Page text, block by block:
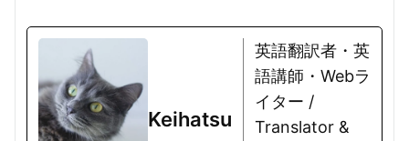
Keihatsu
英語翻訳者・英
語講師・Webラ
イター /
Translator &